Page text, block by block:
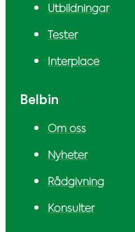
Utbildningar
Tester
Interplace
Belbin
Om oss
Nyheter
Rådgivning
Konsulter